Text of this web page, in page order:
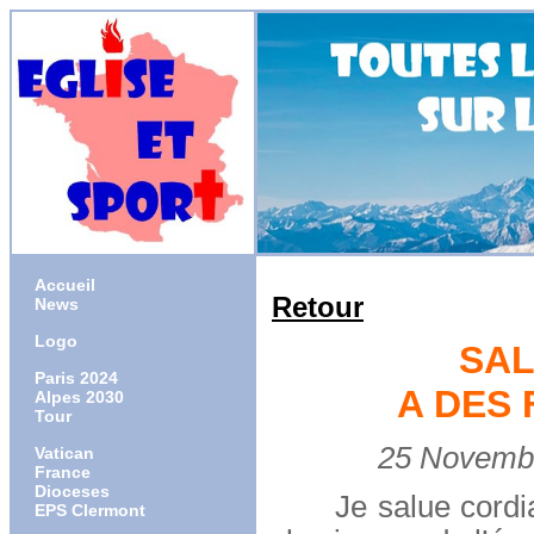
Accueil
News
Logo
Paris 2024
Alpes 2030
Tour
Vatican
France
Dioceses
EPS Clermont
Retour
A DES
25
Je salue